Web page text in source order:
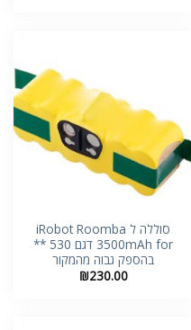
סוללה ל iRobot Roomba
3500mAh for דגם 530 **
בהספק גבוה מהמקור
₪230.00